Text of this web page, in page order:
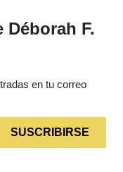
Déborah F.
en tu correo
SUSCRIBIRSE